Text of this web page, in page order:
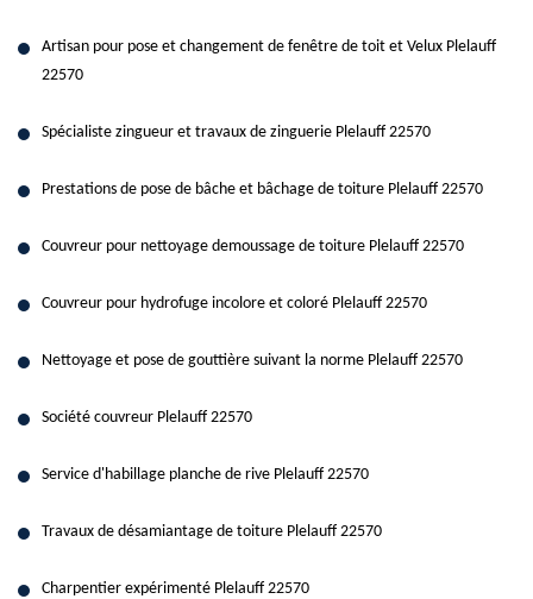
Artisan pour pose et changement de fenêtre de toit et Velux Plelauff
22570
Spécialiste zingueur et travaux de zinguerie Plelauff 22570
Prestations de pose de bâche et bâchage de toiture Plelauff 22570
Couvreur pour nettoyage demoussage de toiture Plelauff 22570
Couvreur pour hydrofuge incolore et coloré Plelauff 22570
Nettoyage et pose de gouttière suivant la norme Plelauff 22570
Société couvreur Plelauff 22570
Service d'habillage planche de rive Plelauff 22570
Travaux de désamiantage de toiture Plelauff 22570
Charpentier expérimenté Plelauff 22570